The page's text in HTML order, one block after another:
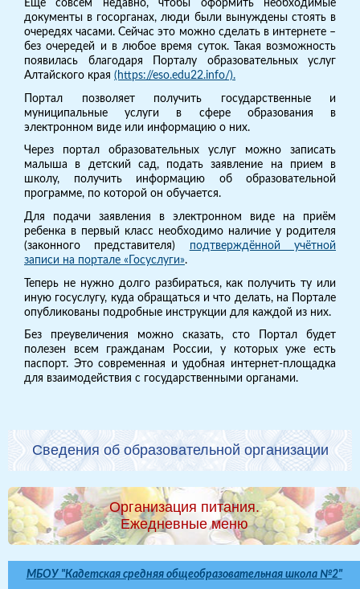
Еще совсем недавно, чтобы оформить необходимые
документы в госорганах, люди были вынуждены стоять в
очередях часами. Сейчас это можно сделать в интернете –
без очередей и в любое время суток. Такая возможность
появилась благодаря Порталу образовательных услуг
Алтайского края (https://eso.edu22.info/).
Портал позволяет получить государственные и
муниципальные услуги в сфере образования в
электронном виде или информацию о них.
Через портал образовательных услуг можно записать
малыша в детский сад, подать заявление на прием в
школу, получить информацию об образовательной
программе, по которой он обучается.
Для подачи заявления в электронном виде на приём
ребенка в первый класс необходимо наличие у родителя
(законного представителя) подтверждённой учётной
записи на портале «Госуслуги».
Теперь не нужно долго разбираться, как получить ту или
иную госуслугу, куда обращаться и что делать, на Портале
опубликованы подробные инструкции для каждой из них.
Без преувеличения можно сказать, сто Портал будет
полезен всем гражданам России, у которых уже есть
паспорт. Это современная и удобная интернет-площадка
для взаимодействия с государственными органами.
Сведения об образовательной организации
Организация питания.
Ежедневные меню
МБОУ "Кадетская средняя общеобразовательная школа №2"